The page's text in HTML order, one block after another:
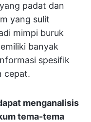
padat dan
yang sulit
mimpi buruk
banyak
spesifik
cepat.
menganalisis
tema-tema